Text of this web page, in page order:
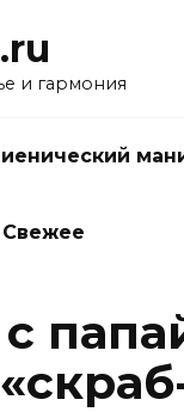
и гармония
Свежее